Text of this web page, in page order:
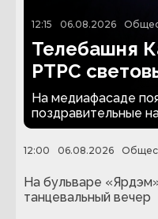
12:15 06.08.2026
Телебашня
РТРС
На медиафасаде
поздравительные
12:00 06.08.2026
На бульваре
танцевальный вечер